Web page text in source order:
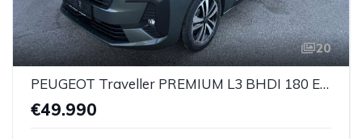
20
PEUGEOT Traveller PREMIUM L3 BHDI 180 EAT8
€49.990